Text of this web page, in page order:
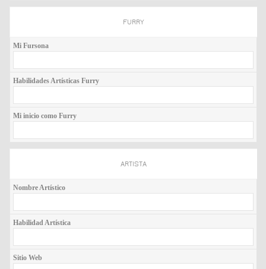
FURRY
Mi Fursona
Habilidades Artísticas Furry
Mi inicio como Furry
ARTISTA
Nombre Artístico
Habilidad Artística
Sitio Web